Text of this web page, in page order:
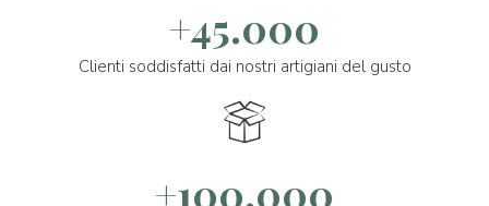
+45.000
Clienti soddisfatti dai nostri artigiani del gusto
+100.000